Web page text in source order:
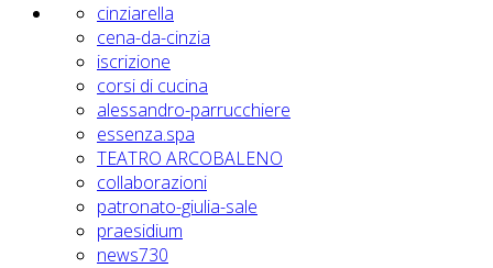
cinziarella
cena-da-cinzia
iscrizione
corsi di cucina
alessandro-parrucchiere
essenza.spa
TEATRO ARCOBALENO
collaborazioni
patronato-giulia-sale
praesidium
news730